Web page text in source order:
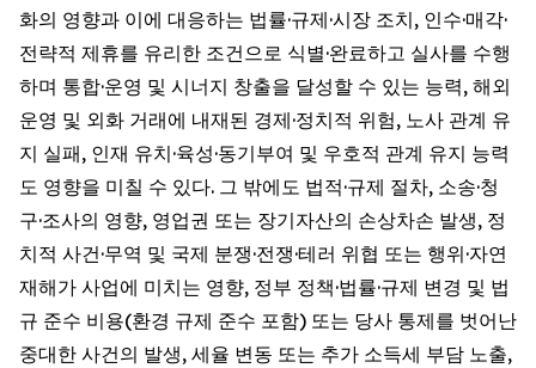
화의 영향과 이에 대응하는 법률·규제·시장 조치, 인수·매각·
전략적 제휴를 유리한 조건으로 식별·완료하고 실사를 수행
하며 통합·운영 및 시너지 창출을 달성할 수 있는 능력, 해외
운영 및 외화 거래에 내재된 경제·정치적 위험, 노사 관계 유
지 실패, 인재 유치·육성·동기부여 및 우호적 관계 유지 능력
도 영향을 미칠 수 있다. 그 밖에도 법적·규제 절차, 소송·청
구·조사의 영향, 영업권 또는 장기자산의 손상차손 발생, 정
치적 사건·무역 및 국제 분쟁·전쟁·테러 위협 또는 행위·자연
재해가 사업에 미치는 영향, 정부 정책·법률·규제 변경 및 법
규 준수 비용(환경 규제 준수 포함) 또는 당사 통제를 벗어난
중대한 사건의 발생, 세율 변동 또는 추가 소득세 부담 노출,